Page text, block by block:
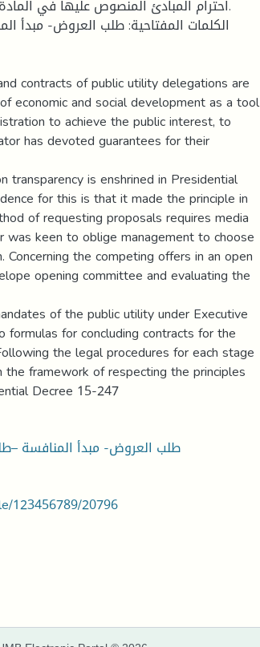
الكلمات المفتاحية: طلب العروض- مبدأ
contracts of public utility delegations are
economic and social development as a tool
to achieve the public interest, to
has devoted guarantees for their
transparency is enshrined in Presidential
for this is that it made the principle in
of requesting proposals requires media
was keen to oblige management to choose
the competing offers in an open
opening committee and evaluating the
of the public utility under Executive
for concluding contracts for the
the legal procedures for each stage
framework of respecting the principles
Decree 15-247
طلب العروض- مبدأ المنافسة
123456789/20796